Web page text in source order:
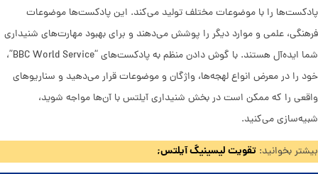
پادکست‌ها را با موضوعات مختلف تولید می‌کند. این پادکست‌ها موضوعات
فرهنگی، علمی و موارد دیگر را پوشش می‌دهند و برای بهبود مهارت‌های شنیداری
شما ایده‌آل هستند. با گوش دادن منظم به پادکست‌های “BBC World Service”،
خود را در معرض انواع لهجه‌ها، واژگان و موضوعات قرار می‌دهید و سناریوهای
واقعی را که ممکن است در بخش شنیداری آیلتس با آن‌ها مواجه شوید،
شبیه‌سازی می‌کنید.
بیشتر بخوانید: تقویت لیسینیگ آیلتس;